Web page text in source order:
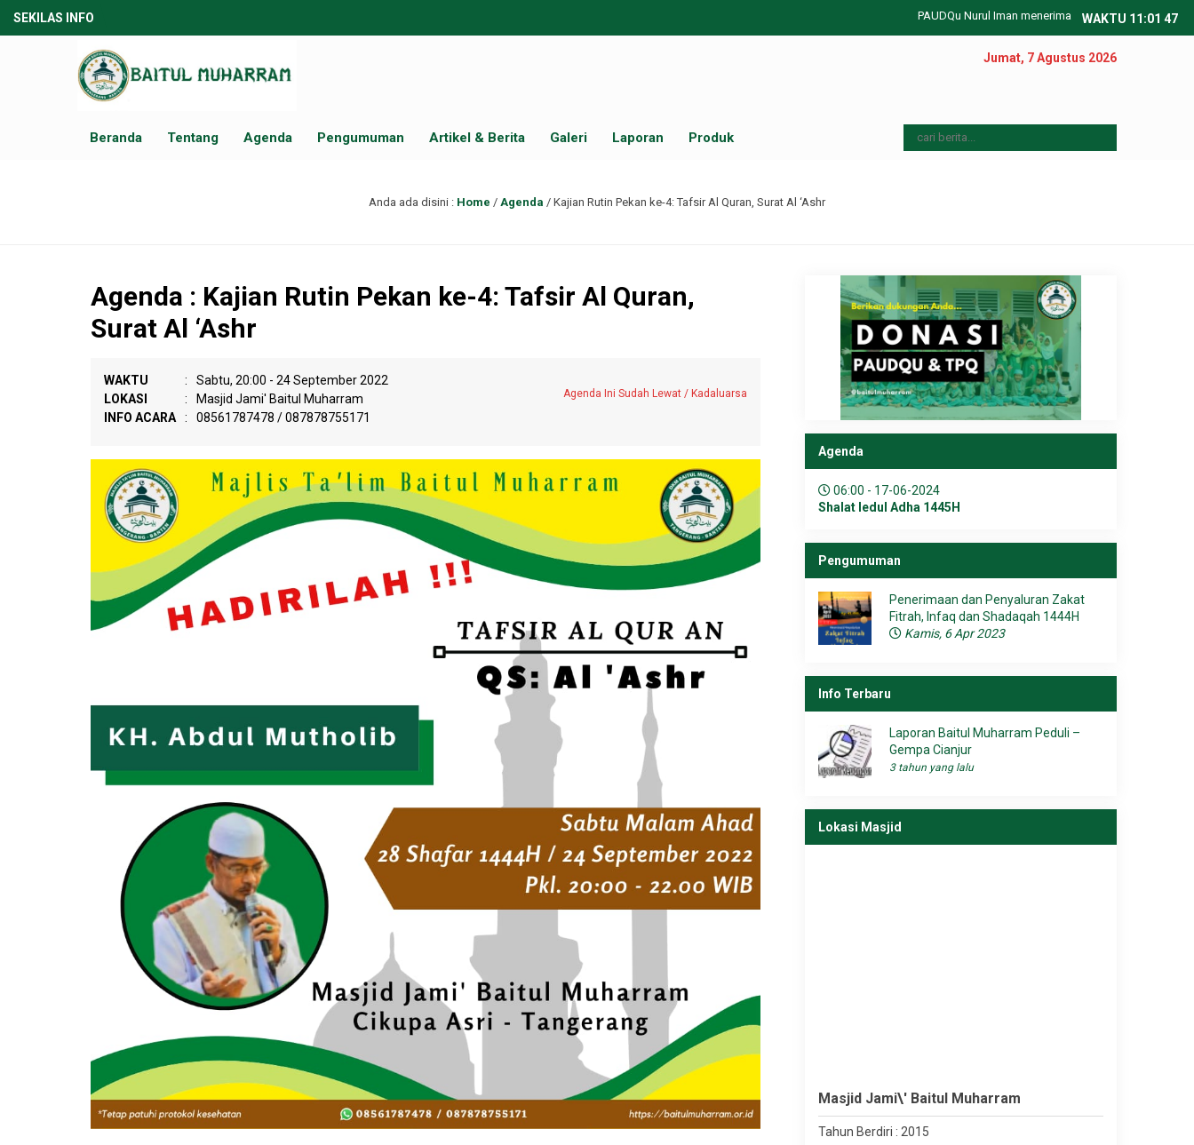
SEKILAS INFO PAUDQu Nurul Iman menerima pendaftaran peserta didik
WAKTU 11:01 47
Jumat, 7 Agustus 2026
Beranda Tentang Agenda Pengumuman Artikel & Berita Galeri Laporan Produk
Anda ada disini : Home / Agenda / Kajian Rutin Pekan ke-4: Tafsir Al Quran, Surat Al ‘Ashr
Agenda : Kajian Rutin Pekan ke-4: Tafsir Al Quran,
Surat Al ‘Ashr
WAKTU :
Sabtu, 20:00 - 24 September 2022
LOKASI
:
Masjid Jami' Baitul Muharram
INFO ACARA
: 08561787478 / 087878755171
Agenda Ini Sudah Lewat / Kadaluarsa
Agenda
06:00 - 17-06-2024
Shalat Iedul Adha 1445H
Pengumuman
Penerimaan dan Penyaluran Zakat
Fitrah, Infaq dan Shadaqah 1444H
Kamis, 6 Apr 2023
Info Terbaru
Laporan Baitul Muharram Peduli –
Gempa Cianjur
3 tahun yang lalu
Lokasi Masjid
Masjid Jami\' Baitul Muharram
Tahun Berdiri : 2015